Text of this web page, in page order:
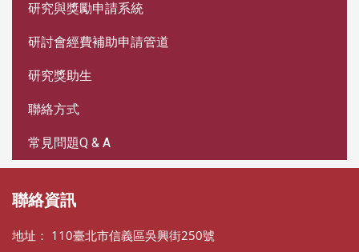
研究與獎勵申請系統
研討會經費補助申請管道
研究獎助生
聯絡方式
常見問題Q & A
聯絡資訊
地址： 110臺北市信義區吳興街250號